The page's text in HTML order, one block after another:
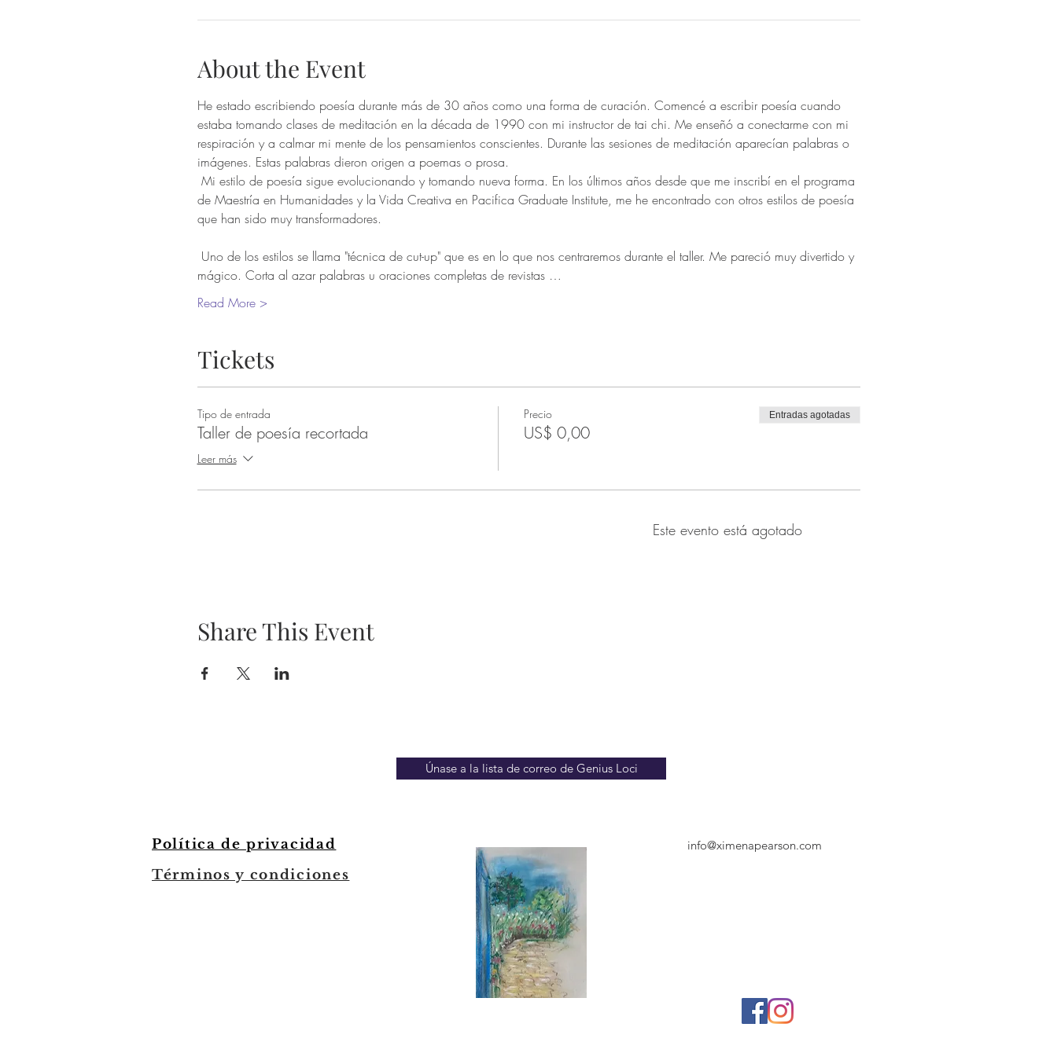
About the Event
He estado escribiendo poesía durante más de 30 años como una forma de curación. Comencé a escribir poesía cuando
estaba tomando clases de meditación en la década de 1990 con mi instructor de tai chi. Me enseñó a conectarme con mi
respiración y a calmar mi mente de los pensamientos conscientes. Durante las sesiones de meditación aparecían palabras o
imágenes. Estas palabras dieron origen a poemas o prosa.
de Maestría en Humanidades y la Vida Creativa en Pacifica Graduate Institute, me he encontrado con otros estilos de poesía
que han sido muy transformadores.
mágico. Corta al azar palabras u oraciones completas de revistas …
Read More >
Tickets
Tipo de entrada
Taller de poesía recortada
Leer más
Precio
US$ 0,00
Entradas agotadas
Este evento está agotado
Share This Event
Únase a la lista de correo de Genius Loci
Política de privacidad
Términos y condiciones
info@ximenapearson.com